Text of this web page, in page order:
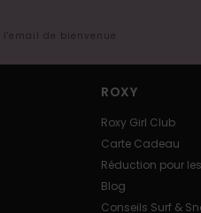
de bienvenue
ROXY
Roxy Girl Club
Carte Cadeau
Réduction pour
Blog
Conseils Surf &